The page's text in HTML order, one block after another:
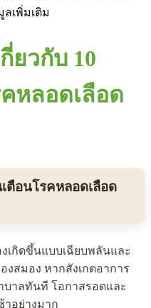
เพิ่มเติม
ยวกับ 10
หลอดเลือด
อนโรคหลอดเลือด
เกิดขึ้นแบบเฉียบพลันและ
สมอง หากสังเกตอาการ
บาลทันที โอกาสรอดและ
าอย่างมาก